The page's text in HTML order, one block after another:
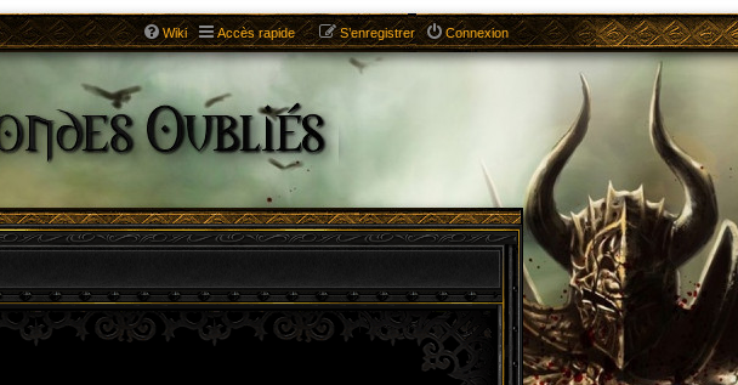
Wiki Accès rapide Connexion
S’enregistrer